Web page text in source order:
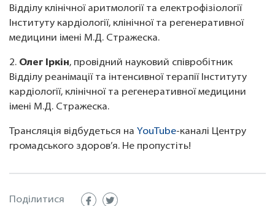
Відділу клінічної аритмології та електрофізіології
Інституту кардіології, клінічної та регенеративної
медицини імені М.Д. Стражеска.
2. Олег Іркін, провідний науковий співробітник
Відділу реанімації та інтенсивної терапії Інституту
кардіології, клінічної та регенеративної медицини
імені М.Д. Стражеска.
Трансляція відбудеться на YouTube-каналі Центру
громадського здоров’я. Не пропустіть!
Поділитися